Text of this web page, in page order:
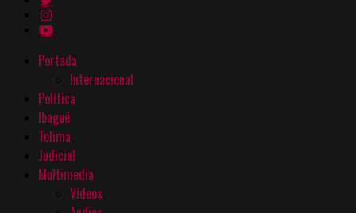
Portada
Internacional
Política
Ibagué
Tolima
Judicial
Multimedia
Vídeos